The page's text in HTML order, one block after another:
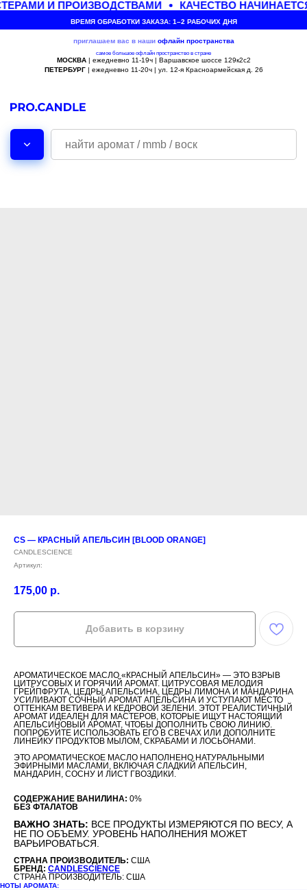
И ПРОИЗВОДСТВАМИ КАЧЕСТВО
ВРЕМЯ ОБРАБОТКИ ЗАКАЗА: 1–2 РАБОЧИХ ДНЯ
приглашаем вас в наши офлайн пространства
самое большое офлайн пространство в стране
МОСКВА| ежедневно 11-19ч | Варшавское шоссе 129к2с2
ПЕТЕРБУРГ| ежедневно 11-20ч | ул. 12-я Красноармейская д. 26
CS — КРАСНЫЙ АПЕЛЬСИН [BLOOD ORANGE]
CANDLESCIENCE
Артикул:
175,00 р.
Добавить в корзину
АРОМАТИЧЕСКОЕ МАСЛО «КРАСНЫЙ АПЕЛЬСИН» — ЭТО ВЗРЫВ
ЦИТРУСОВЫХ И ГОРЯЧИЙ АРОМАТ. ЦИТРУСОВАЯ МЕЛОДИЯ
ГРЕЙПФРУТА, ЦЕДРЫ АПЕЛЬСИНА, ЦЕДРЫ ЛИМОНА И МАНДАРИНА
УСИЛИВАЮТ СОЧНЫЙ АРОМАТ АПЕЛЬСИНА И УСТУПАЮТ МЕСТО
ОТТЕНКАМ ВЕТИВЕРА И КЕДРОВОЙ ЗЕЛЕНИ. ЭТОТ РЕАЛИСТИЧНЫЙ
АРОМАТ ИДЕАЛЕН ДЛЯ МАСТЕРОВ, КОТОРЫЕ ИЩУТ НАСТОЯЩИЙ
АПЕЛЬСИНОВЫЙ АРОМАТ, ЧТОБЫ ДОПОЛНИТЬ СВОЮ ЛИНИЮ.
ПОПРОБУЙТЕ ИСПОЛЬЗОВАТЬ ЕГО В СВЕЧАХ ИЛИ ДОПОЛНИТЕ
ЛИНЕЙКУ ПРОДУКТОВ МЫЛОМ, СКРАБАМИ И ЛОСЬОНАМИ.
ЭТО АРОМАТИЧЕСКОЕ МАСЛО НАПОЛНЕНО НАТУРАЛЬНЫМИ
ЭФИРНЫМИ МАСЛАМИ, ВКЛЮЧАЯ СЛАДКИЙ АПЕЛЬСИН,
МАНДАРИН, СОСНУ И ЛИСТ ГВОЗДИКИ.
СОДЕРЖАНИЕ ВАНИЛИНА: 0%
БЕЗ ФТАЛАТОВ
ВАЖНО ЗНАТЬ: ВСЕ ПРОДУКТЫ ИЗМЕРЯЮТСЯ ПО ВЕСУ, А
НЕ ПО ОБЪЕМУ. УРОВЕНЬ НАПОЛНЕНИЯ МОЖЕТ
ВАРЬИРОВАТЬСЯ.
СТРАНА ПРОИЗВОДИТЕЛЬ: США
БРЕНД: CANDLESCIENCE
СТРАНА ПРОИЗВОДИТЕЛЬ: США
НОТЫ АРОМАТА: